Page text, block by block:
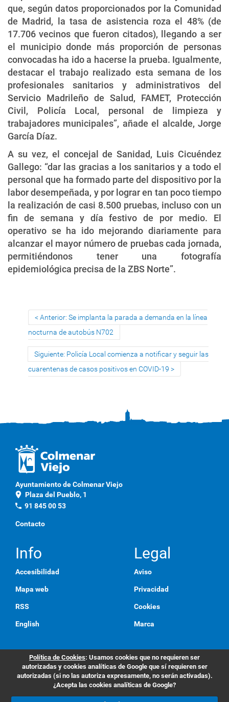
que, según datos proporcionados por la Comunidad
de Madrid, la tasa de asistencia roza el 48% (de
17.706 vecinos que fueron citados), llegando a ser
el municipio donde más proporción de personas
convocadas ha ido a hacerse la prueba. Igualmente,
destacar el trabajo realizado esta semana de los
profesionales sanitarios y administrativos del
Servicio Madrileño de Salud, FAMET, Protección
Civil, Policía Local, personal de limpieza y
trabajadores municipales”, añade el alcalde, Jorge
García Díaz.
A su vez, el concejal de Sanidad, Luis Cicuéndez
Gallego: “dar las gracias a los sanitarios y a todo el
personal que ha formado parte del dispositivo por la
labor desempeñada, y por lograr en tan poco tiempo
la realización de casi 8.500 pruebas, incluso con un
fin de semana y día festivo de por medio. El
operativo se ha ido mejorando diariamente para
alcanzar el mayor número de pruebas cada jornada,
permitiéndonos tener una fotografía
epidemiológica precisa de la ZBS Norte”.
Anterior: Se implanta la parada a demanda en la línea
nocturna de autobús N702
Siguiente: Policía Local comienza a notificar y seguir las
cuarentenas de casos positivos en COVID-19
Ayuntamiento de Colmenar Viejo
location_on Plaza del Pueblo, 1
phone 91 845 00 53
Contacto
Info
Accesibilidad
Mapa web
RSS
English
Legal
Aviso
Privacidad
Cookies
Marca
Política de Cookies: Usamos cookies que no requieren ser
autorizadas y cookies analíticas de Google que sí requieren ser
autorizadas (si no las autoriza expresamente, no serán activadas).
¿Acepta las cookies analíticas de Google?